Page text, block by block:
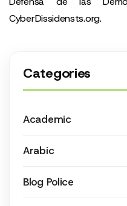
CyberDissidensts.org.
Categories
Academic
Arabic
Blog Police